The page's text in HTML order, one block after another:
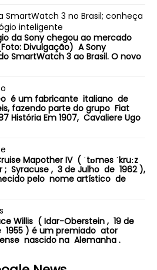
SmartWatch 3 no Brasil; conheça
inteligente
da Sony chegou ao mercado
Divulgação) A Sony
SmartWatch 3 ao Brasil. O novo
é um fabricante italiano de
fazendo parte do grupo Fiat
História Em 1907, Cavaliere Ugo
Mapother IV ( ˈtɒməs ˈkruːz
; Syracuse , 3 de Julho de 1962 ),
pelo nome artístico de
Willis ( Idar-Oberstein , 19 de
) é um premiado ator
nascido na Alemanha .